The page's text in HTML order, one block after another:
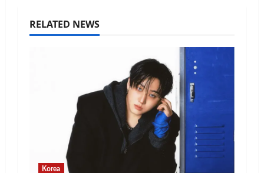
RELATED NEWS
Korea